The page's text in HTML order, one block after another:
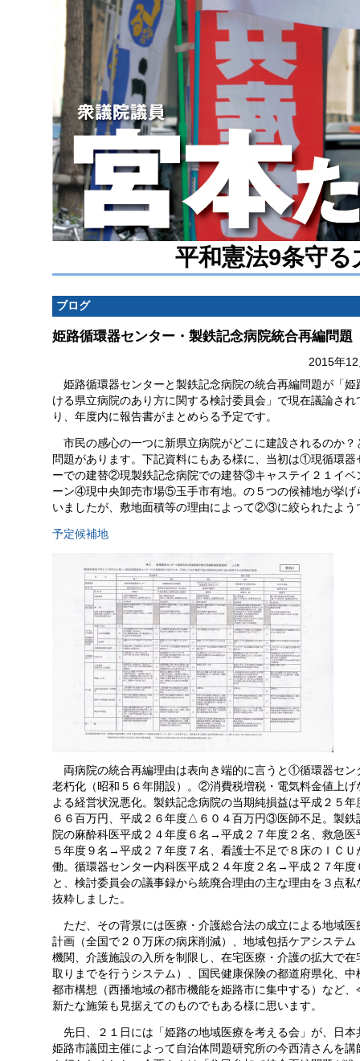
平和憲法9条守
ブログ
姫路循環器センター・製鉄記念病院統合再編問題
2015年
姫路循環器センターと製鉄記念病院の統合再編問題が「姫
ける県立病院のあり方に関する検討委員会」で現在議論され
り、年度内に報告書がまとめらる予定です。
市民の感心の一つに新県立病院がどこに建設されるのか？
問題があります。下記資料にもある様に、当初は①現循環器
ーでの建替②現製鉄記念病院での建替③キャステイ２１イベ
ーン④現中央卸売市場⑤玉手市有地。の５つの候補地が挙げ
いましたが、敷地面積等の理由によって②③に絞られたよう
予定候補地
両病院の統合再編理由は表向き端的に言うと①循環器セン
老朽化（昭和５６年開設）。②消費税増税・電気料金値上げ
よる経営状況悪化。製鉄記念病院の当期純損益は平成２５
６６百万円、平成２６年度△６０４百万円③医師不足。製鉄
院の麻酔科医平成２４年度６名→平成２７年度２名、救急医
５年度９名→平成２７年度７名、看護士不足で８床のＩＣＵ
働。循環器センター内科医平成２４年度２名→平成２７年度
と、検討委員会の議事録から統廃合理由の主な理由を３点私
抜粋しました。
ただ、その背景には医療・介護総合法の成立による地域医
計画（全国で２０万床の病床削減）、地域包括ケアシステム
機関、介護施設の入所を制限し、在宅医療・介護の拡大で在
取りまでを行うシステム）、国民健康保険の都道府県化、中
都市構想（西播地域の都市機能を姫路市に集中する）など、
新たな施策も見据えてのものでもある様に思います。
先日、２１日には「姫路の地域医療を考える会」が、日本
姫路市議団主催によって自治体問題研究所の今西清さんを講